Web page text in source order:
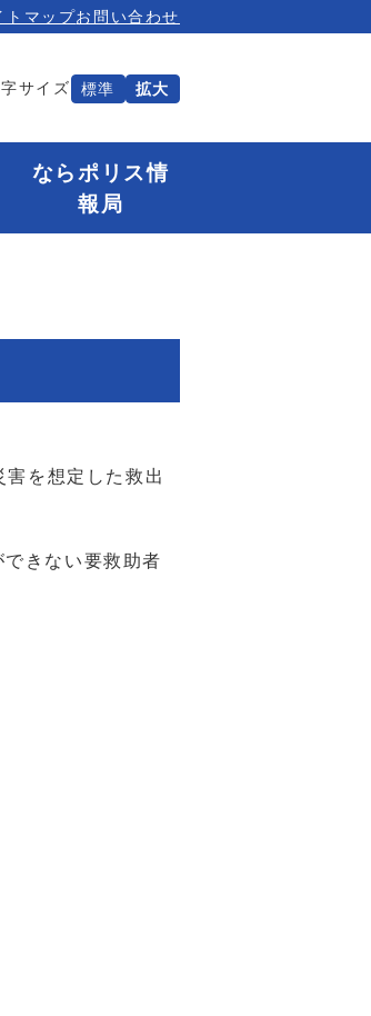
トマップお問い合わせ
サイズ 標準 拡大
ならポリス情
報局
を想定した救出
きない要救助者